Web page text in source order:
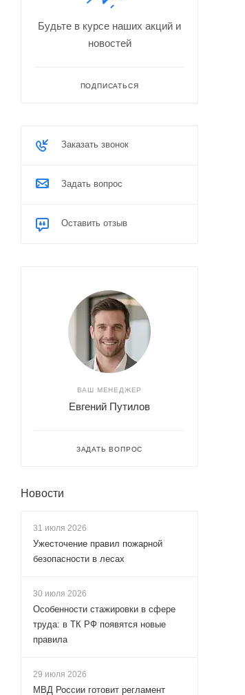
Будьте в курсе наших акций и
новостей
ПОДПИСАТЬСЯ
Заказать звонок
Задать вопрос
Оставить отзыв
ВАШ МЕНЕДЖЕР
Евгений Путилов
ЗАДАТЬ ВОПРОС
Новости
31 июля 2026
Ужесточение правил пожарной
безопасности в лесах
30 июля 2026
Особенности стажировки в сфере
труда: в ТК РФ появятся новые
правила
29 июля 2026
МВД России готовит регламент